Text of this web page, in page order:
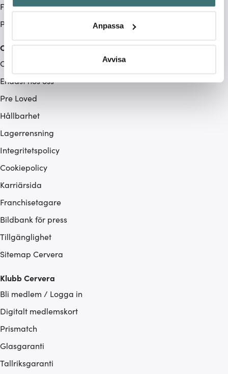
Identifiera din enhet genom att aktivt skanna den för
Ta reda på mer om hur dina personliga uppgifter
Du kan ändra eller dra tillbaka ditt samtycke när som
Vi använder cookies för att innehållet och annonserna
gör också att vi kan analysera vår trafik och göra
hemsidan ännu bättre. Du bestämmer själv vilka cookies
Anpassa
Avvisa
Företag
Produktåterkallelse
Cervera
Om Cervera
Endast hos oss
Pre Loved
Hållbarhet
Lagerrensning
Integritetspolicy
Cookiepolicy
Karriärsida
Franchisetagare
Bildbank för press
Tillgänglighet
Sitemap Cervera
Klubb Cervera
Bli medlem / Logga in
Digitalt medlemskort
Prismatch
Glasgaranti
Tallriksgaranti